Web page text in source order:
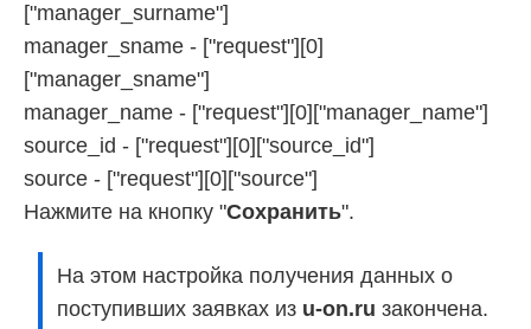
["manager_surname"]
manager_sname - ["request"][0]
["manager_sname"]
manager_name - ["request"][0]["manager_name"]
source_id - ["request"][0]["source_id"]
source - ["request"][0]["source"]
Нажмите на кнопку "Сохранить".
На этом настройка получения данных о
поступивших заявках из u-on.ru закончена.